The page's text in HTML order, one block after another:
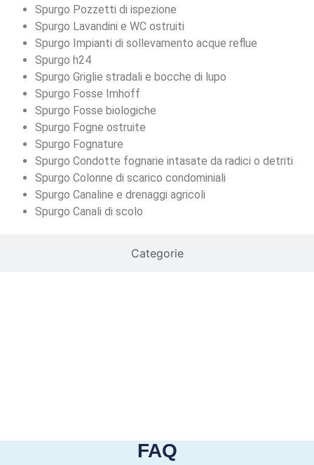
Categorie
Spurgo Pozzetti di ispezione
Spurgo Lavandini e WC ostruiti
Spurgo Impianti di sollevamento acque reflue
Spurgo h24
Spurgo Griglie stradali e bocche di lupo
Spurgo Fosse Imhoff
Spurgo Fosse biologiche
Spurgo Fogne ostruite
Spurgo Fognature
Spurgo Condotte fognarie intasate da radici o detriti
Spurgo Colonne di scarico condominiali
Spurgo Canaline e drenaggi agricoli
Spurgo Canali di scolo
FAQ